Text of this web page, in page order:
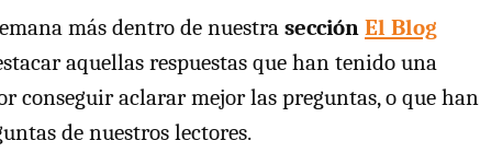
más dentro de nuestra sección El Blog
aquellas respuestas que han tenido una
conseguir aclarar mejor las preguntas, o que han
de nuestros lectores.